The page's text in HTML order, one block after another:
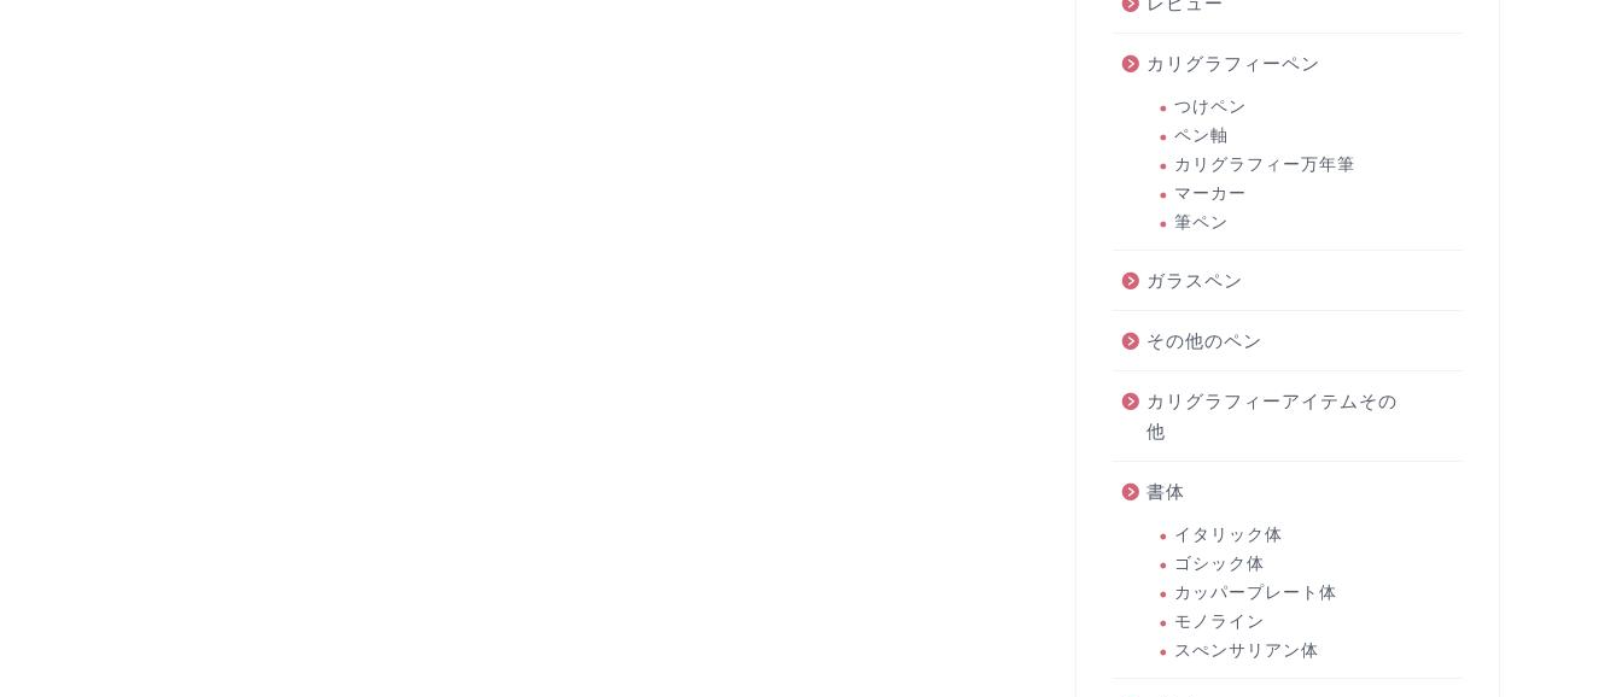
カリグラフィーペン
つけペン
ペン軸
カリグラフィー万年筆
マーカー
筆ペン
ガラスペン
その他のペン
カリグラフィーアイテムその
他
書体
イタリック体
ゴシック体
カッパープレート体
モノライン
スぺンサリアン体